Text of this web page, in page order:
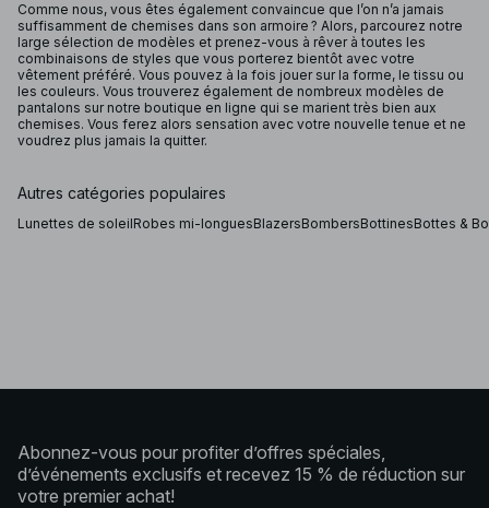
Comme nous, vous êtes également convaincue que l’on n’a jamais
suffisamment de chemises dans son armoire ? Alors, parcourez notre
large sélection de modèles et prenez-vous à rêver à toutes les
combinaisons de styles que vous porterez bientôt avec votre
vêtement préféré. Vous pouvez à la fois jouer sur la forme, le tissu ou
les couleurs. Vous trouverez également de nombreux modèles de
pantalons sur notre boutique en ligne qui se marient très bien aux
chemises. Vous ferez alors sensation avec votre nouvelle tenue et ne
voudrez plus jamais la quitter.
Autres catégories populaires
Lunettes de soleilRobes mi-longuesBlazersBombersBottinesBottes &
Abonnez-vous pour profiter d’offres spéciales,
d’événements exclusifs et recevez 15 % de réduction sur
votre premier achat!